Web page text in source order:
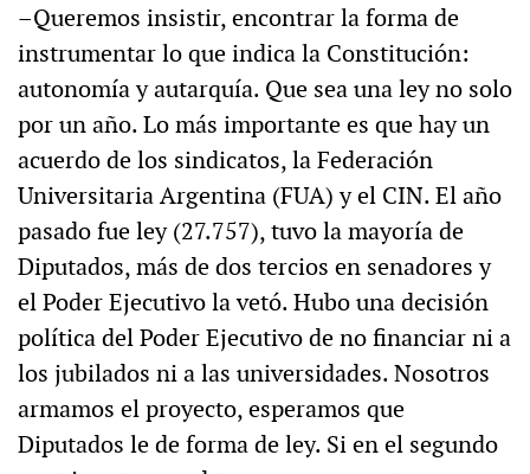
–Queremos insistir, encontrar la forma de
instrumentar lo que indica la Constitución:
autonomía y autarquía. Que sea una ley no solo
por un año. Lo más importante es que hay un
acuerdo de los sindicatos, la Federación
Universitaria Argentina (FUA) y el CIN. El año
pasado fue ley (27.757), tuvo la mayoría de
Diputados, más de dos tercios en senadores y
el Poder Ejecutivo la vetó. Hubo una decisión
política del Poder Ejecutivo de no financiar ni a
los jubilados ni a las universidades. Nosotros
armamos el proyecto, esperamos que
Diputados le de forma de ley. Si en el segundo